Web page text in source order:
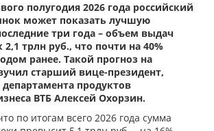
полугодия 2026 года российский
может показать лучшую
три года – объем выдач
2,1 трлн руб., что почти на 40%
ранее. Такой прогноз на
старший вице-президент,
продуктов
ВТБ Алексей Охорзин.
по итогам всего 2026 года сумма